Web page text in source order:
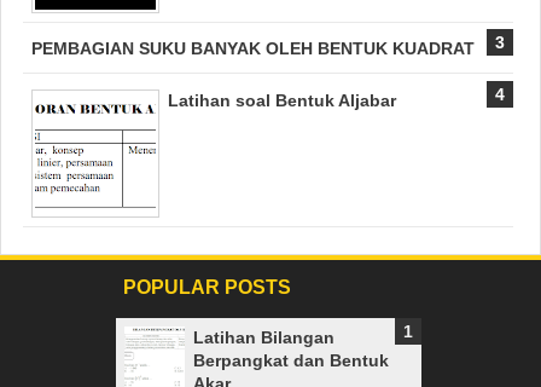
PEMBAGIAN SUKU BANYAK OLEH BENTUK KUADRAT
Latihan soal Bentuk Aljabar
POPULAR POSTS
Latihan Bilangan
Berpangkat dan Bentuk
Akar